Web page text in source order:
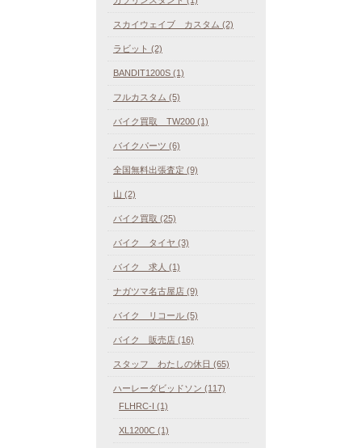
スカイウェイブ カスタム (2)
ラビット (2)
BANDIT1200S (1)
フルカスタム (5)
バイク買取 TW200 (1)
バイクパーツ (6)
全国無料出張査定 (9)
山 (2)
バイク買取 (25)
バイク タイヤ (3)
バイク 求人 (1)
ナガツマ名古屋店 (9)
バイク リコール (5)
バイク 販売店 (16)
スタッフ わたしの休日 (65)
ハーレーダビッドソン (117)
FLHRC-I (1)
XL1200C (1)